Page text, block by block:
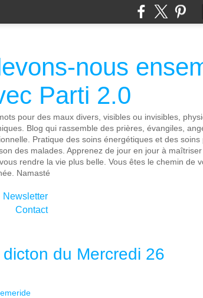
nous
Parti 2.0
pour des maux divers, visibles ou invisibles,
Blog qui rassemble des prières, évangiles,
Pratique des soins énergétiques et des soins
des malades. Apprenez de jour en jour à
rendre la vie plus belle. Vous êtes le chemin de
Namasté
Newsletter
Contact
du Mercredi 26